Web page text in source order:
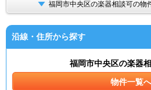
福岡市中央区の楽器相談可の物
沿線・住所から探す
福岡市中央区の楽器
物件一覧へ